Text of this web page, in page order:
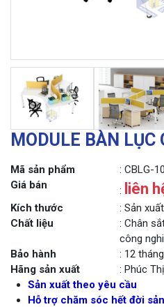
MODULE BÀN LỤC
Mã sản phẩm
: CBLG-10
Giá bán
: liên
Kích thước
: Sản
Chất liệu
: Chân
công
Bảo hành
: 12 tháng
Hãng sản xuất
: Phúc
Sản xuất theo yêu cầu
Hỗ trợ chăm sóc hết đời